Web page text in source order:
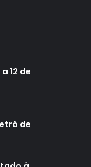
12 de
de